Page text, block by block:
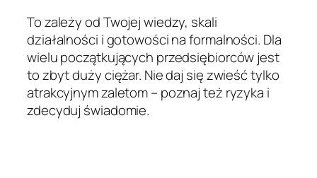
To zależy od Twojej wiedzy, skali
działalności i gotowości na formalności. Dla
wielu początkujących przedsiębiorców jest
to zbyt duży ciężar. Nie daj się zwieść tylko
atrakcyjnym zaletom – poznaj też ryzyka i
zdecyduj świadomie.